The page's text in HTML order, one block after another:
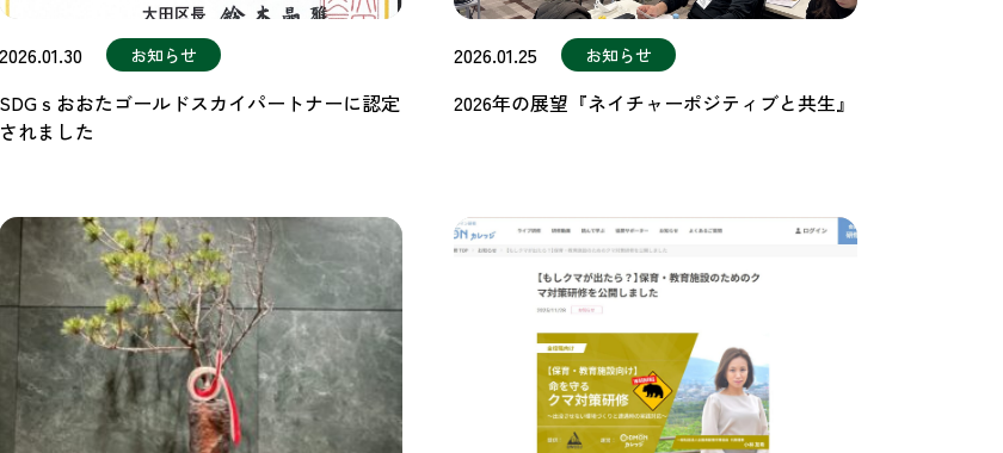
2026.01.30 お知らせ
SDGｓおおたゴールドスカイパートナーに認定
されました
2026.01.25 お知らせ
2026年の展望『ネイチャーポジティブと共生』